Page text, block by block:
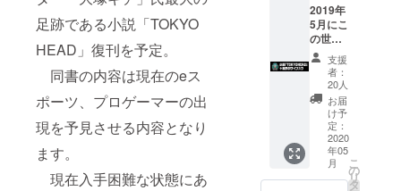
足跡である小説「TOKYO
HEAD」復刊を予定。
同書の内容は現在のeス
ポーツ、プロゲーマーの出
現を予見させる内容となり
ます。
現在入手困難な状態にあ
枚
＋“お
好きな
大会タ
イトル
指定
券”を1
※池田
店長か
らのお
場ゲー
センミ
カド“大
感謝祭
FREE
PASS”
（1500
円相
当）を
24回分
進呈致
ゲーセ
ンミカ
ドのス
ポン
サーに
なりま
せん
か？
返礼：
池田店
長自ら
スポン
サー様
2019年
5月にこ
の世を
去っ
た、伝
説の
ゲーム
ライ
ター
「大塚
ギチ」
氏最大
の足跡
支援
者：
20人
お届
け予
定：
2020
年05
月
こ
の
リ
タ